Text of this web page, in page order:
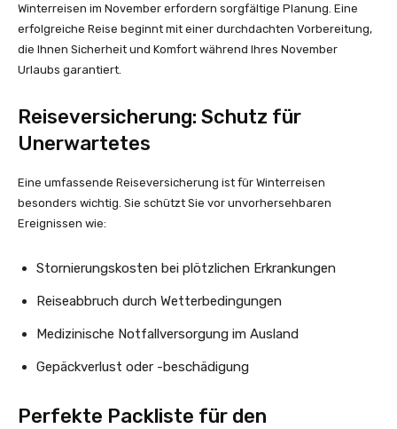
Winterreisen im November erfordern sorgfältige Planung. Eine
erfolgreiche Reise beginnt mit einer durchdachten Vorbereitung,
die Ihnen Sicherheit und Komfort während Ihres November
Urlaubs garantiert.
Reiseversicherung: Schutz für
Unerwartetes
Eine umfassende Reiseversicherung ist für Winterreisen
besonders wichtig. Sie schützt Sie vor unvorhersehbaren
Ereignissen wie:
Stornierungskosten bei plötzlichen Erkrankungen
Reiseabbruch durch Wetterbedingungen
Medizinische Notfallversorgung im Ausland
Gepäckverlust oder -beschädigung
Perfekte Packliste für den